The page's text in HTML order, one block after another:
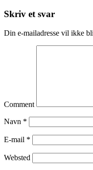
Skriv et svar
Din e-mailadresse vil ikke
Comment
Navn *
E-mail *
Websted